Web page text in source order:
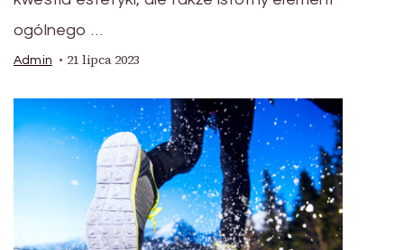
ogólnego …
Admin 21 lipca 2023